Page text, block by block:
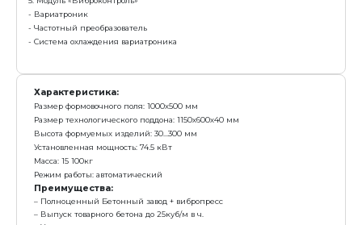
Высота формуемых изделий: 30...300 мм
Установленная мощность: 50,2 кВт
Масса: 10 100
Вибропресс + смеситель + конвейер =
для начала работы, с возможностью дальнейшего
Гибкость и возможность масштабирования
Преимущества нового модуля «Виброконтроль»:
контроль амплитуды вибрации, Изменение и
вибрации, Увеличен ресурс службы вариатроника
системы